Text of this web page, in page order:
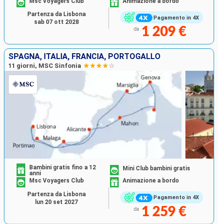
Pagamento in 4X
da 1 209 €
Partenza da Lisbona
sab 07 ott 2028
SPAGNA, ITALIA, FRANCIA, PORTOGALLO
11 giorni, MSC Sinfonia
Pagamento in 4X
Bambini gratis fino a 12
anni
Mini Club bambini gratis
Msc Voyagers Club
Animazione a bordo
da 1 259 €
Partenza da Lisbona
lun 20 set 2027